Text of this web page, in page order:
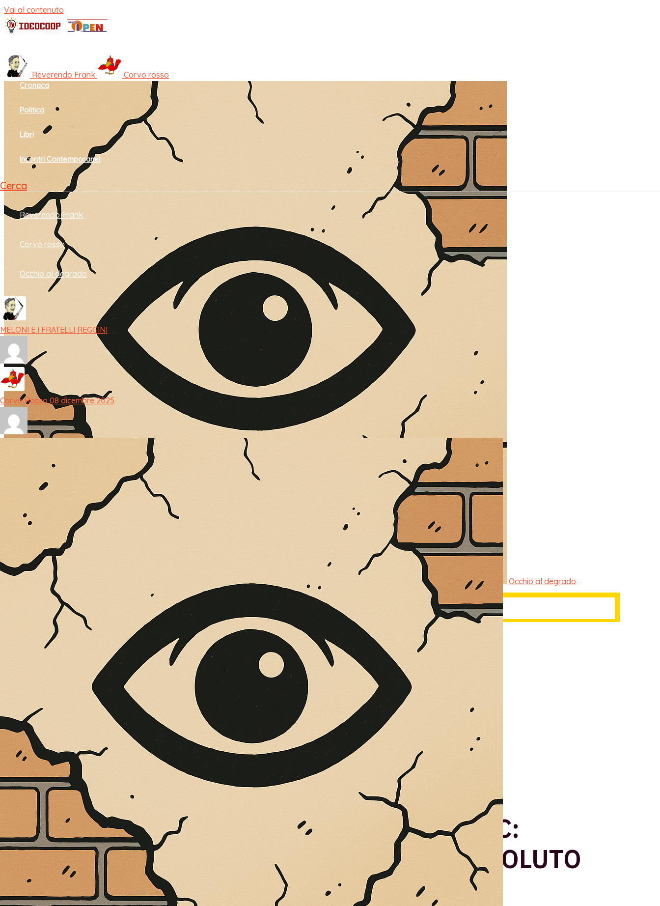
Vai al contenuto
Cultura e società
Cronaca
Politica
Libri
Incontri Contemporanei
Cerca
Reverendo Frank
Corvo rosso
Occhio al degrado
MELONI E I FRATELLI REGGINI
Corvo Rosso 08 dicembre 2025
Reverendo Frank Corvo rosso
Occhio al degrado
È MORTO MELO FRENI, VIVONO LE OPERE SUE
Antonio Marino 4 Agosto 2026
Cultura e Società
A casa Freni, a pochi passi dal lungomare di Terme Vigliatore, sulle pareti giaccio istantanee,...
CONTINUA A LEGGERE
Condividi:
PASQUALE MOTTA: “IL MIO ADDIO A LAC:
“ECCO PERCHÉ VADO VIA E CHI MI HA VOLUTO
FUORI”